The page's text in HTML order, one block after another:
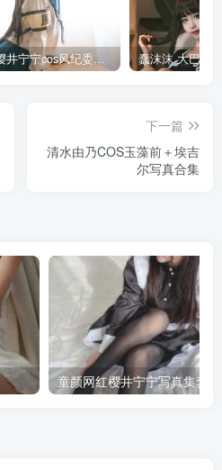
樱井宁宁cos风纪委员写真套图
下一篇
清水由乃COS玉藻前＋埃吉
尔写真合集
童颜网红樱井宁宁写真集套图